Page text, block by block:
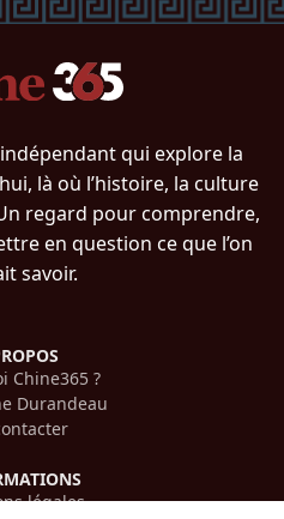
qui explore la
là où l’histoire, la culture
regard pour comprendre,
en question ce que l’on
savoir.
Chine365 ?
Durandeau
légales